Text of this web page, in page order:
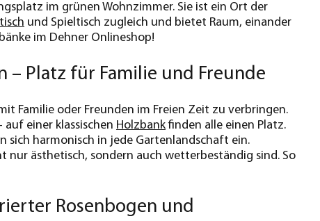
im grünen Wohnzimmer. Sie ist ein Ort der
und Spieltisch zugleich und bietet Raum, einander
im Dehner Onlineshop!
– Platz für Familie und Freunde
Familie oder Freunden im Freien Zeit zu verbringen.
auf einer klassischen Holzbankfinden alle einen Platz.
sich harmonisch in jede Gartenlandschaft ein.
nur ästhetisch, sondern auch wetterbeständig sind. So
Rosenbogen und